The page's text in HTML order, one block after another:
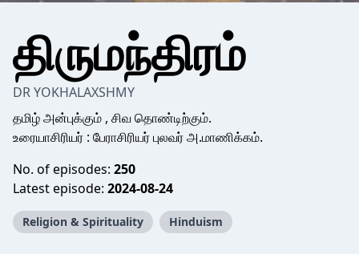
திருமந்திரம்
DR YOKHALAXSHMY
தமிழ் அன்புக்கும் , சிவ தொண்டிற்கும்.
உரையாசிரியர் : பேராசிரியர் புலவர் அ.மாணிக்கம்.
No. of episodes: 250
Latest episode: 2024-08-24
Religion & Spirituality Hinduism